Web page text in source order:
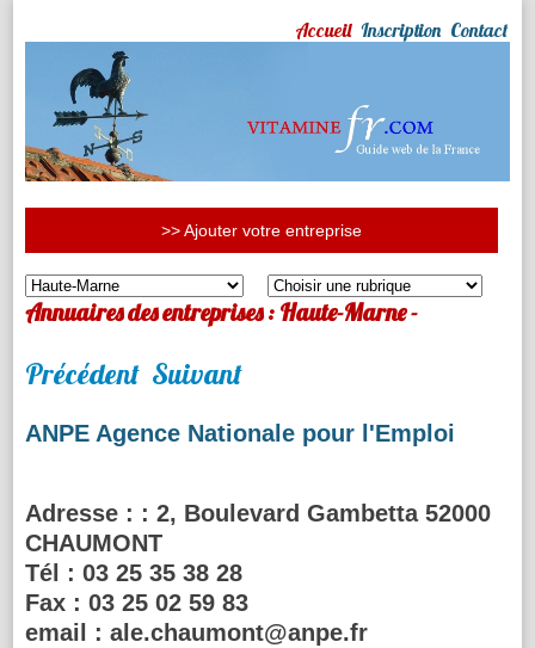
Accueil Inscription Contact
>> Ajouter votre entreprise
Annuaires des entreprises : Haute-Marne -
Précédent Suivant
ANPE Agence Nationale pour l'Emploi
Adresse : : 2, Boulevard Gambetta 52000
CHAUMONT
Tél : 03 25 35 38 28
Fax : 03 25 02 59 83
email : ale.chaumont@anpe.fr